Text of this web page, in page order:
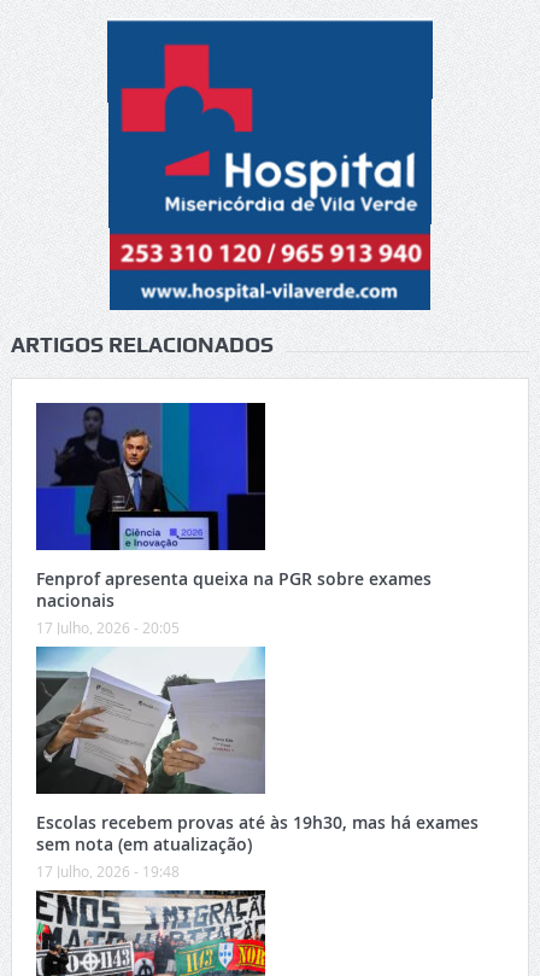
ARTIGOS RELACIONADOS
Fenprof apresenta queixa na PGR sobre exames
nacionais
17 Julho, 2026 - 20:05
Escolas recebem provas até às 19h30, mas há exames
sem nota (em atualização)
17 Julho, 2026 - 19:48